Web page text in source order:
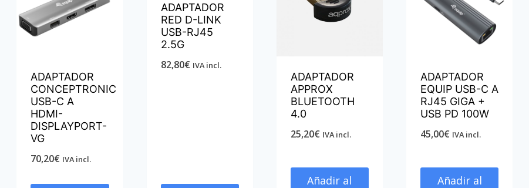
ADAPTADOR
CONCEPTRONIC
USB-C A
HDMI-
DISPLAYPORT-
VG
70,20€ IVA incl.
ADAPTADOR
RED D-LINK
USB-RJ45
2.5G
82,80€ IVA incl.
ADAPTADOR
APPROX
BLUETOOTH
4.0
25,20€ IVA incl.
Añadir al
ADAPTADOR
EQUIP USB-C A
RJ45 GIGA +
USB PD 100W
45,00€ IVA incl.
Añadir al